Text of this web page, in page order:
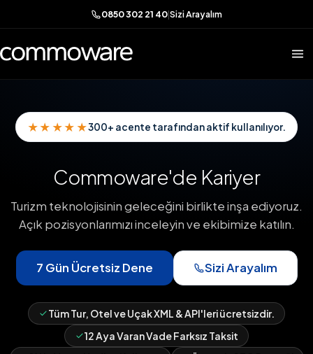
0850 302 21 40|Sizi Arayalım
★★★★★300+ acente tarafından aktif kullanılıyor.
Commoware'de Kariyer
Turizm teknolojisinin geleceğini birlikte inşa ediyoruz.
Açık pozisyonlarımızı inceleyin ve ekibimize katılın.
7 Gün Ücretsiz Dene Sizi Arayalım
Tüm Tur, Otel ve Uçak XML & API'leri ücretsizdir.
12 Aya Varan Vade Farksız Taksit